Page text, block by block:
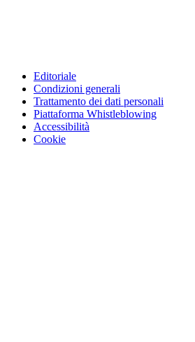
Editoriale
Condizioni generali
Trattamento dei dati personali
Piattaforma Whistleblowing
Accessibilità
Cookie